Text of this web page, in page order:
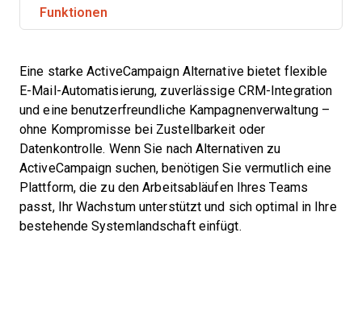
Funktionen
Eine starke ActiveCampaign Alternative bietet flexible
E-Mail-Automatisierung, zuverlässige CRM-Integration
und eine benutzerfreundliche Kampagnenverwaltung –
ohne Kompromisse bei Zustellbarkeit oder
Datenkontrolle. Wenn Sie nach Alternativen zu
ActiveCampaign suchen, benötigen Sie vermutlich eine
Plattform, die zu den Arbeitsabläufen Ihres Teams
passt, Ihr Wachstum unterstützt und sich optimal in Ihre
bestehende Systemlandschaft einfügt.